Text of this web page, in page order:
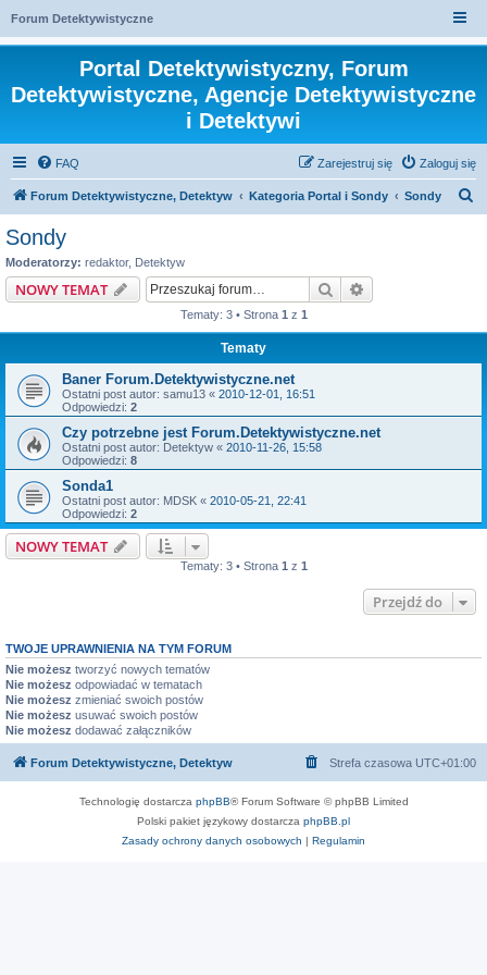
Forum Detektywistyczne
Portal Detektywistyczny, Forum
Detektywistyczne, Agencje Detektywistyczne
i Detektywi
FAQ Zaloguj się
Zarejestruj się
Forum Detektywistyczne, Detektyw Kategoria Portal i Sondy Sondy
Sondy
Moderatorzy: redaktor, Detektyw
NOWY TEMAT Szukaj
Tematy: 3 • Strona 1 z 1
Tematy
Baner Forum.Detektywistyczne.net
Ostatni post autor: samu13 « 2010-12-01, 16:51
Odpowiedzi: 2
Czy potrzebne jest Forum.Detektywistyczne.net
Ostatni post autor: Detektyw « 2010-11-26, 15:58
Odpowiedzi: 8
Sonda1
Ostatni post autor: MDSK « 2010-05-21, 22:41
Odpowiedzi: 2
NOWY TEMAT
Tematy: 3 • Strona 1 z 1
Przejdź do
TWOJE UPRAWNIENIA NA TYM FORUM
Nie możesz tworzyć nowych tematów
Nie możesz odpowiadać w tematach
Nie możesz zmieniać swoich postów
Nie możesz usuwać swoich postów
Nie możesz dodawać załączników
Forum Detektywistyczne, Detektyw Strefa czasowa UTC+01:00
Technologię dostarcza phpBB® Forum Software © phpBB Limited
Polski pakiet językowy dostarcza phpBB.pl
Zasady ochrony danych osobowych | Regulamin